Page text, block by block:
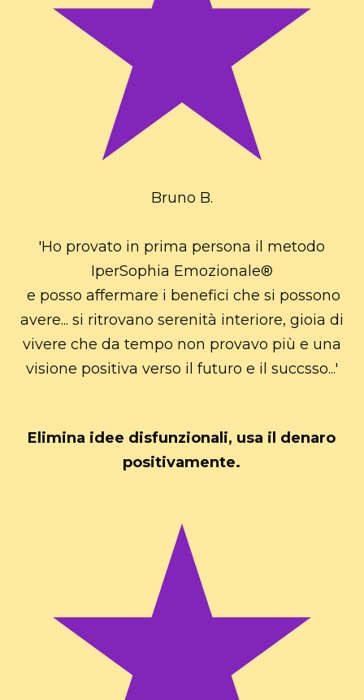
Bruno B.
'Ho provato in prima persona il metodo
IperSophia Emozionale®
e posso affermare i benefici che si possono
avere... si ritrovano serenità interiore, gioia di
vivere che da tempo non provavo più e una
visione positiva verso il futuro e il succsso...'
Elimina idee disfunzionali, usa il denaro
positivamente.